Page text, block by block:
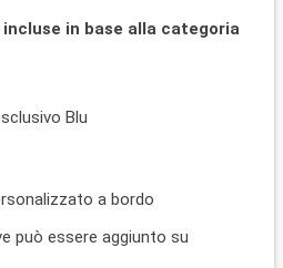
in base alla categoria
Blu
a bordo
può essere aggiunto su